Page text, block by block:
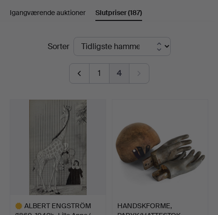
Igangværende auktioner Slutpriser(187)
SlutpriserSorter
1 4
ALBERT ENGSTRÖM
HANDSKFORME,